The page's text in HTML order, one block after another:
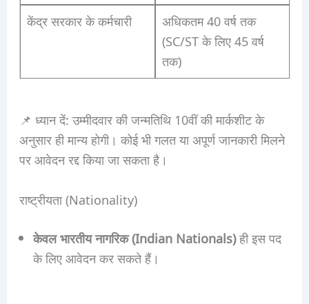
केंद्र सरकार के कर्मचारी
अधिकतम 40 वर्ष तक
(SC/ST के लिए 45 वर्ष
तक)
📌 ध्यान दें: उम्मीदवार की जन्मतिथि 10वीं की मार्कशीट के
अनुसार ही मान्य होगी। कोई भी गलत या अपूर्ण जानकारी मिलने
पर आवेदन रद्द किया जा सकता है।
राष्ट्रीयता (Nationality)
केवल भारतीय नागरिक (Indian Nationals)ही इस पद
के लिए आवेदन कर सकते हैं।